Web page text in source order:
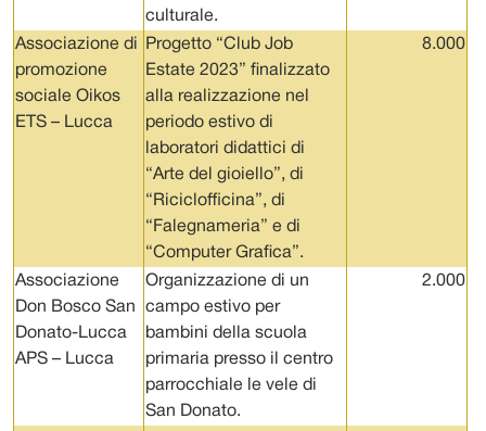
culturale.
Associazione di
promozione
sociale Oikos
ETS – Lucca
Progetto “Club Job
Estate 2023” finalizzato
alla realizzazione nel
periodo estivo di
laboratori didattici di
“Arte del gioiello”, di
“Riciclofficina”, di
“Falegnameria” e di
“Computer Grafica”.
8.000
Associazione
Don Bosco San
Donato-Lucca
APS – Lucca
Organizzazione di un
campo estivo per
bambini della scuola
primaria presso il centro
parrocchiale le vele di
San Donato.
2.000